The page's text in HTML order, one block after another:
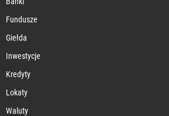
Fundusze
Giełda
Inwestycje
Kredyty
Lokaty
Waluty